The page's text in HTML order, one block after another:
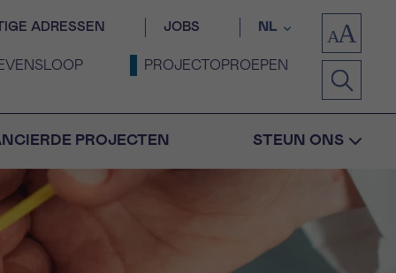
ADRESSEN JOBS NL
PROJECTOPROEPEN
PROJECTEN STEUN ONS